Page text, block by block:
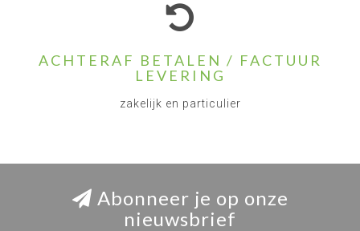
ACHTERAF BETALEN / FACTUUR
LEVERING
zakelijk en particulier
Abonneer je op onze
nieuwsbrief